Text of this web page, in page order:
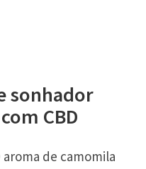
sonhador
CBD
aroma de camomila